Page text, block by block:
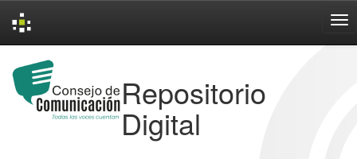
navigation
Repositorio
Digital